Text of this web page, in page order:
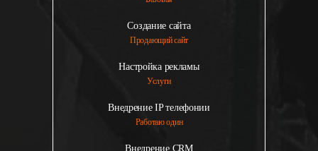
Создание сайта
Продающий сайт
Настройка рекламы
Услуги
Внедрение IP телефонии
Работаю один
Внедрение CRM